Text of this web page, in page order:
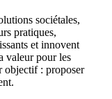
sociétales,
pratiques,
et innovent
valeur pour les
objectif : proposer